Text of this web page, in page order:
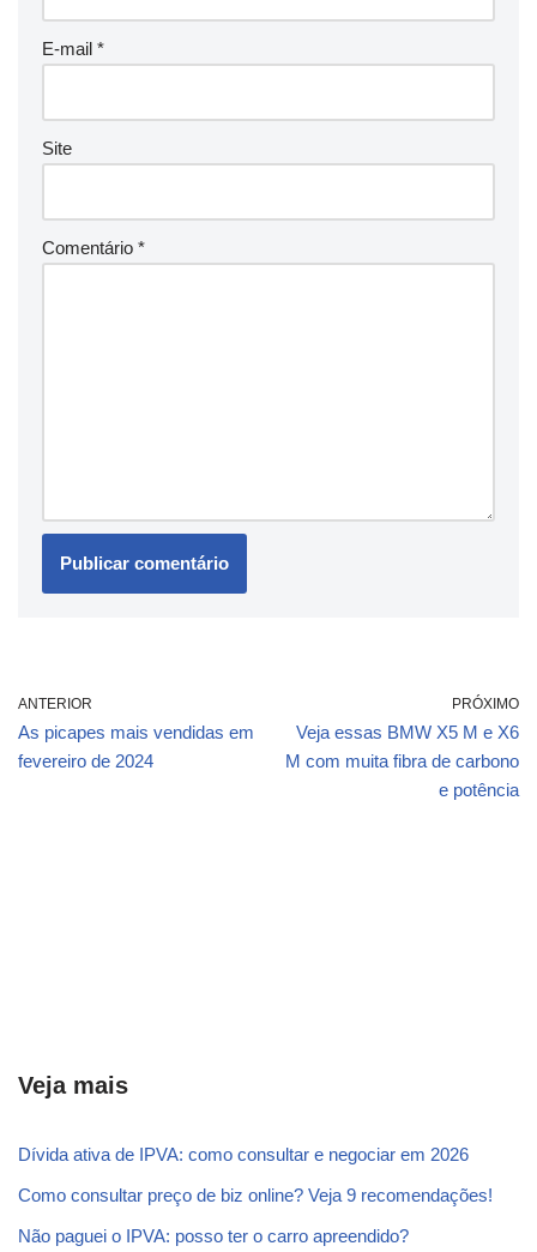
E-mail *
Site
Comentário *
ANTERIOR
As picapes mais vendidas em
fevereiro de 2024
PRÓXIMO
Veja essas BMW X5 M e X6
M com muita fibra de carbono
e potência
Veja mais
Dívida ativa de IPVA: como consultar e negociar em 2026
Como consultar preço de biz online? Veja 9 recomendações!
Não paguei o IPVA: posso ter o carro apreendido?